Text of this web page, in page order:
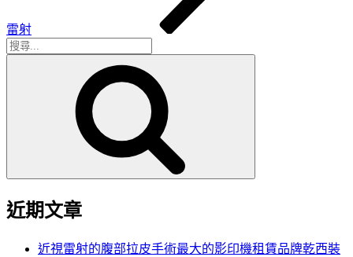
雷射
搜
近期文章
近視雷射的腹部拉皮手術最大的影印機租賃品牌乾西裝